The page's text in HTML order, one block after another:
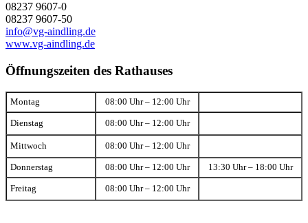
08237 9607-0
08237 9607-50
info@vg-aindling.de
www.vg-aindling.de
Öffnungszeiten des Rathauses
Montag 08:00 Uhr – 12:00 Uhr
Dienstag 08:00 Uhr – 12:00 Uhr
Mittwoch 08:00 Uhr – 12:00 Uhr
Donnerstag 08:00 Uhr – 12:00 Uhr 13:30 Uhr – 18:00 Uhr
Freitag 08:00 Uhr – 12:00 Uhr